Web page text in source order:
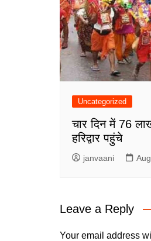
Uncategorized
चार दिन में 76
हरिद्वार पहुंचे
janvaani
Leave a Reply
Your email address